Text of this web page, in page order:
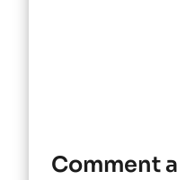
Comment